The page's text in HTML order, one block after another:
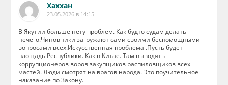
Хаххан
23.05.2026 в 14:15
В Якутии больше нету проблем. Как будто судам делать
нечего.Чиновники загружают сами своими беспомощными
вопросами всех.Искусственная проблема .Пусть будет
площадь Республики. Как в Китае. Там выводять
коррупционеров воров закупщиков распиловщиков всех
мастей. Люди смотрят на врагов народа. Это поучительное
наказание по Закону.